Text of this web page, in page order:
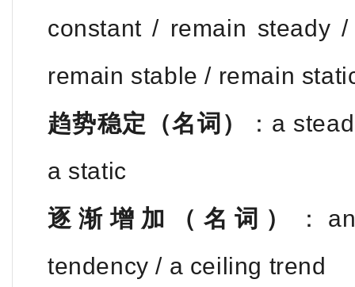
constant / remain steady
remain stable / remain
趋势稳定（名词）
：a
a static
逐渐增加（名词）
：
tendency / a ceiling trend